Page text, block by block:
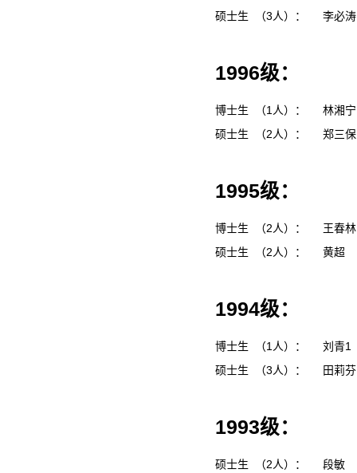
硕士生 （3人）： 李必
1996级：
博士生 （1人）：
林湘
硕士生 （2人）：
郑三
1995级：
博士生 （2人）：
王春
硕士生 （2人）：
黄超
1994级：
博士生 （1人）：
刘青1
硕士生 （3人）：
田莉
1993级：
硕士生 （2人）： 段敏